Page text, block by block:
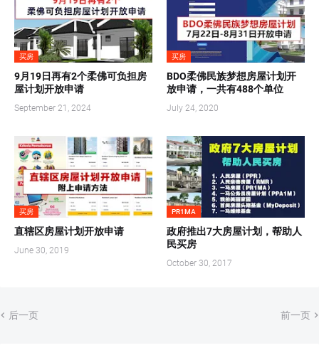
买房
9月19日再有2个柔佛可负担房
屋计划开放申请
September 21, 2024
买房
BDO柔佛民族梦想房屋计划开
放申请，一共有488个单位
July 24, 2020
买房
直辖区房屋计划开放申请
June 30, 2019
PR1MA
政府推出7大房屋计划，帮助人
民买房
October 30, 2017
后一页 前一页